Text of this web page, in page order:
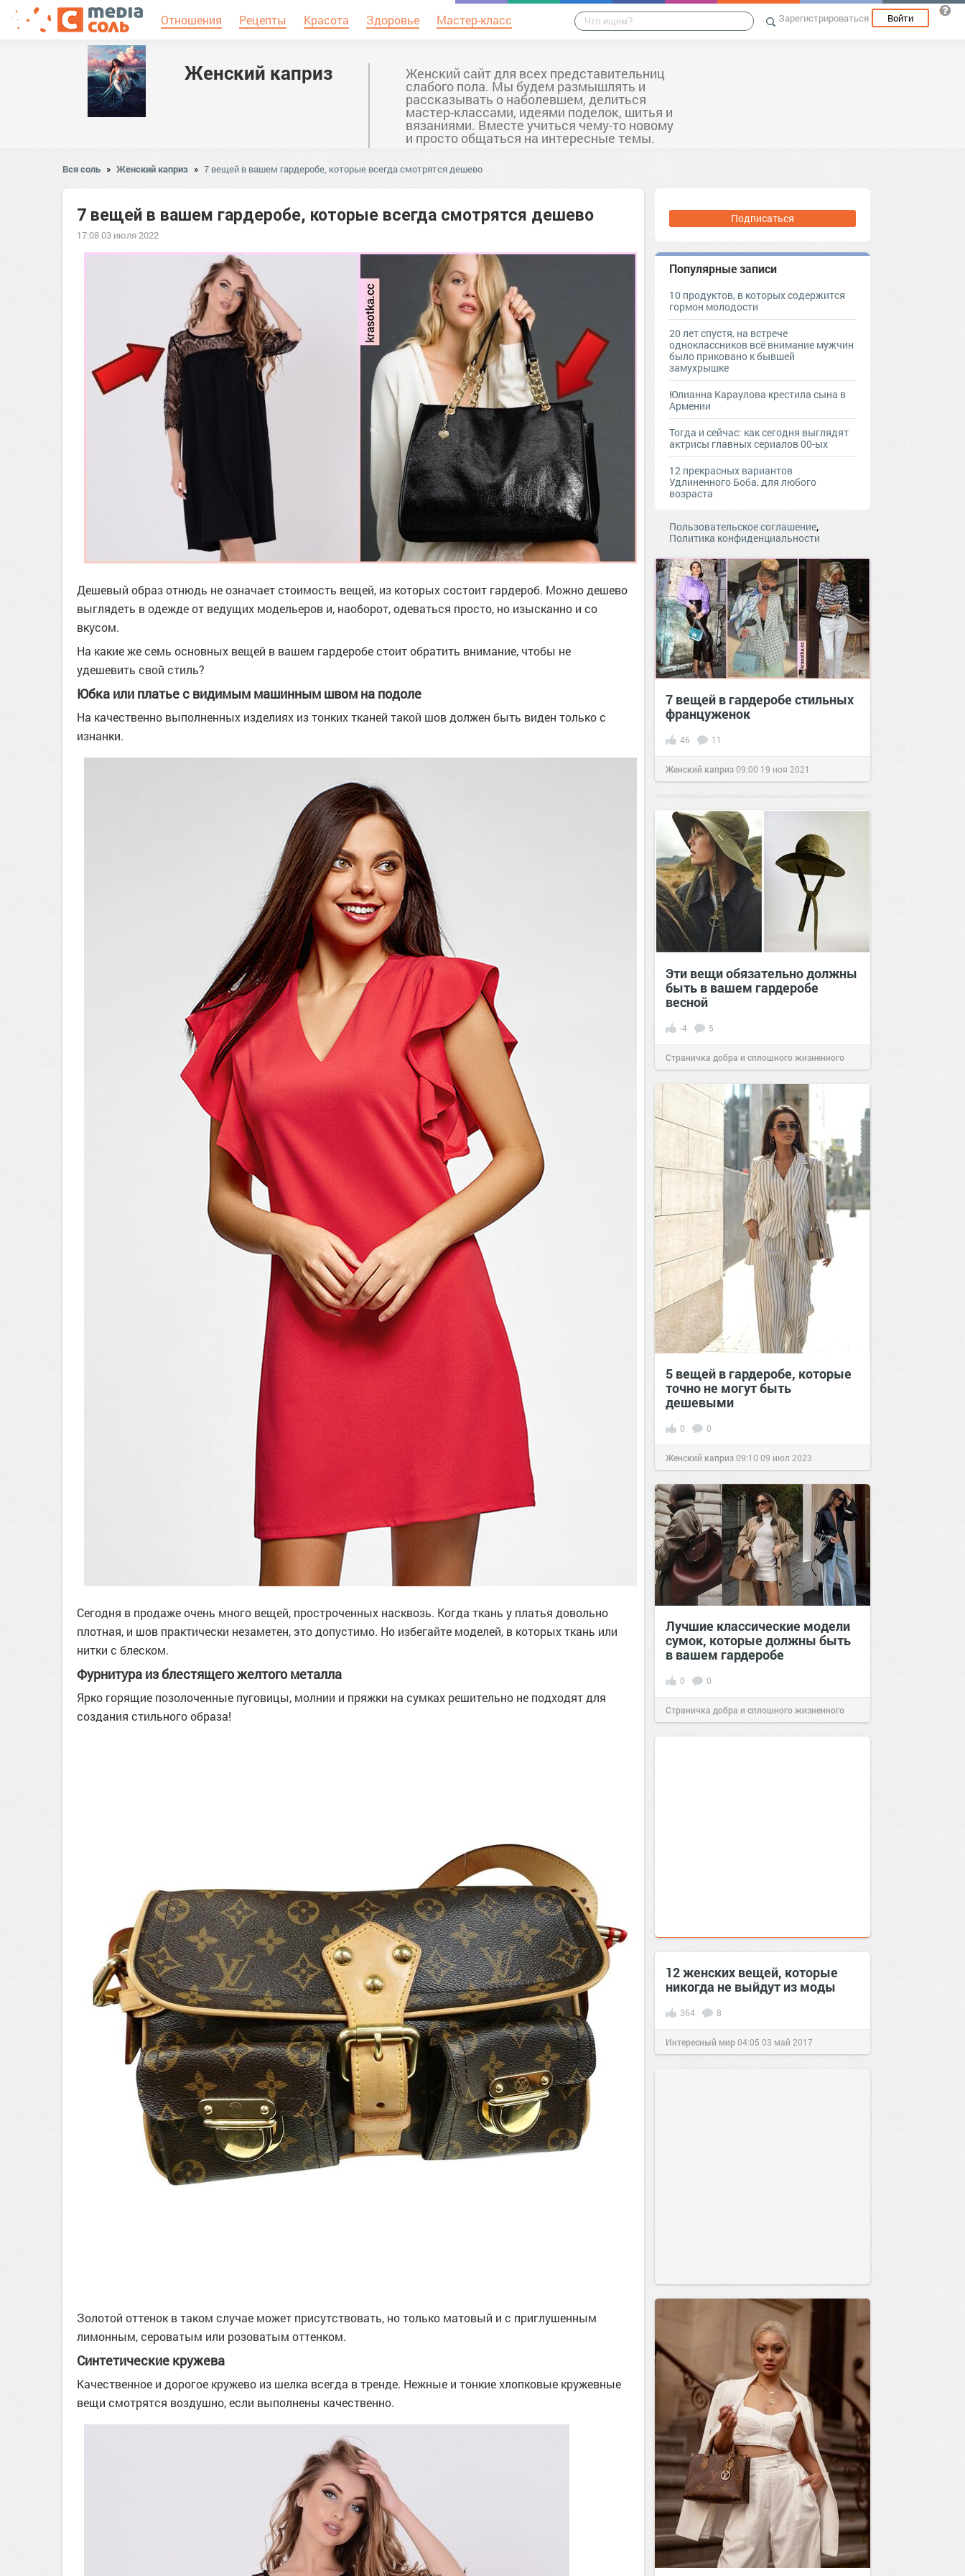
Отношения Рецепты Красота Здоровье Мастер-класс Зарегистрироваться Войти
Женский каприз Женский сайт для всех представительниц
слабого пола. Мы будем размышлять и
рассказывать о наболевшем, делиться
мастер-классами, идеями поделок, шитья и
вязаниями. Вместе учиться чему-то новому
и просто общаться на интересные темы.
Вся соль » Женский каприз » 7 вещей в вашем гардеробе, которые всегда смотрятся дешево
7 вещей в вашем гардеробе, которые всегда смотрятся дешево
17:08 03 июля 2022
Дешевый образ отнюдь не означает стоимость вещей, из которых состоит гардероб. Можно дешево
выглядеть в одежде от ведущих модельеров и, наоборот, одеваться просто, но изысканно и со
вкусом.
На какие же семь основных вещей в вашем гардеробе стоит обратить внимание, чтобы не
удешевить свой стиль?
Юбка или платье с видимым машинным швом на подоле
На качественно выполненных изделиях из тонких тканей такой шов должен быть виден только с
изнанки.
Сегодня в продаже очень много вещей, простроченных насквозь. Когда ткань у платья довольно
плотная, и шов практически незаметен, это допустимо. Но избегайте моделей, в которых ткань или
нитки с блеском.
Фурнитура из блестящего желтого металла
Ярко горящие позолоченные пуговицы, молнии и пряжки на сумках решительно не подходят для
создания стильного образа!
Золотой оттенок в таком случае может присутствовать, но только матовый и с приглушенным
лимонным, сероватым или розоватым оттенком.
Синтетические кружева
Качественное и дорогое кружево из шелка всегда в тренде. Нежные и тонкие хлопковые кружевные
вещи смотрятся воздушно, если выполнены качественно.
Подписаться
Популярные записи
10 продуктов, в которых содержится
гормон молодости
20 лет спустя, на встрече
одноклассников всё внимание мужчин
было приковано к бывшей
замухрышке
Юлианна Караулова крестила сына в
Армении
Тогда и сейчас: как сегодня выглядят
актрисы главных сериалов 00-ых
12 прекрасных вариантов
Удлиненного Боба, для любого
возраста
Пользовательское соглашение,
Политика конфиденциальности
7 вещей в гардеробе стильных
француженок
46 11
Женский каприз09:00 19 ноя 2021
Эти вещи обязательно должны
быть в вашем гардеробе
весной
-4 5
Страничка добра и сплошного жизненного
позитива! 07:39 20 апр 2026
5 вещей в гардеробе, которые
точно не могут быть
дешевыми
0 0
Женский каприз09:10 09 июл 2023
Лучшие классические модели
сумок, которые должны быть
в вашем гардеробе
0 0
Страничка добра и сплошного жизненного
позитива! 09:4014 сен 2025
12 женских вещей, которые
никогда не выйдут из моды
364 8
Интересный мир04:05 03 май 2017